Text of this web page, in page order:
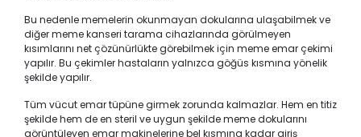
Bu nedenle memelerin okunmayan dokularına ulaşabilmek ve
diğer meme kanseri tarama cihazlarında görülmeyen
kısımlarını net çözünürlükte görebilmek için meme emar çekimi
yapılır. Bu çekimler hastaların yalnızca göğüs kısmına yönelik
şekilde yapılır.
Tüm vücut emar tüpüne girmek zorunda kalmazlar. Hem en titiz
şekilde hem de en steril ve uygun şekilde meme dokularını
görüntüleyen emar makinelerine bel kısmına kadar giriş